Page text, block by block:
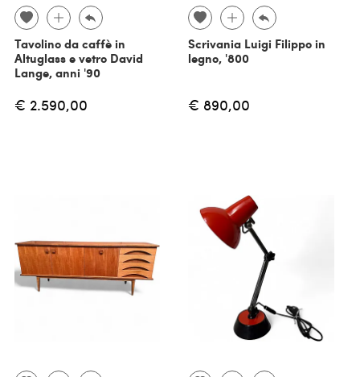
Tavolino da caffè in
Altuglass e vetro David
Lange, anni '90
€ 2.590,00
Scrivania Luigi Filippo in
legno, '800
€ 890,00